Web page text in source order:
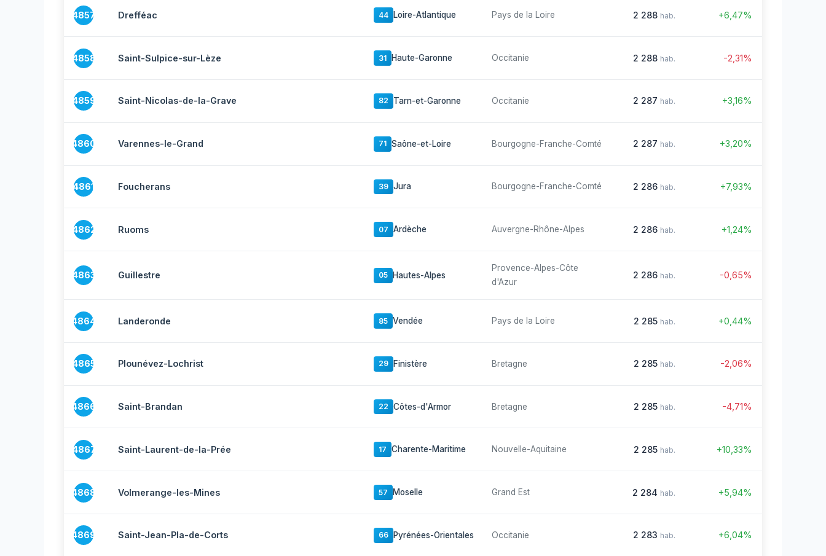
4857 Drefféac 44 Loire-Atlantique Pays de la Loire 2 288 hab. +6,47%
4858 Saint-Sulpice-sur-Lèze 31 Haute-Garonne Occitanie 2 288 hab. -2,31%
4859 Saint-Nicolas-de-la-Grave 82 Tarn-et-Garonne Occitanie 2 287 hab. +3,16%
4860 Varennes-le-Grand 71 Saône-et-Loire Bourgogne-Franche-Comté 2 287 hab. +3,20%
4861 Foucherans 39 Jura Bourgogne-Franche-Comté 2 286 hab. +7,93%
4862 Ruoms 07 Ardèche Auvergne-Rhône-Alpes 2 286 hab. +1,24%
4863 Guillestre 05 Hautes-Alpes
Provence-Alpes-Côte
d'Azur
2 286 hab. -0,65%
4864 Landeronde 85 Vendée Pays de la Loire 2 285 hab. +0,44%
4865 Plounévez-Lochrist 29 Finistère Bretagne 2 285 hab. -2,06%
4866 Saint-Brandan 22 Côtes-d'Armor Bretagne 2 285 hab. -4,71%
4867 Saint-Laurent-de-la-Prée 17 Charente-Maritime Nouvelle-Aquitaine 2 285 hab. +10,33%
4868 Volmerange-les-Mines 57 Moselle Grand Est 2 284 hab. +5,94%
4869 Saint-Jean-Pla-de-Corts 66 Pyrénées-Orientales Occitanie 2 283 hab. +6,04%